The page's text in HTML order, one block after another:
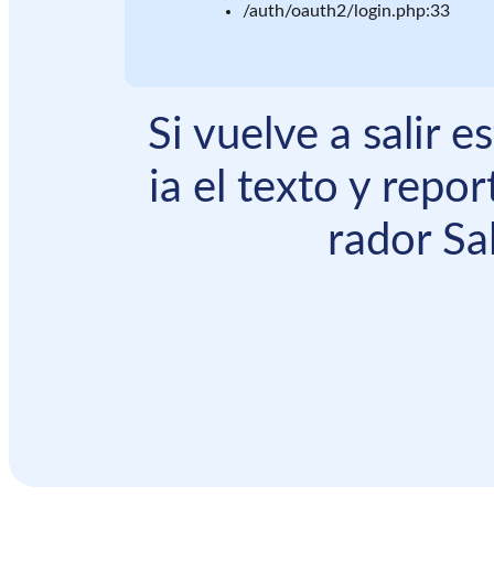
/auth/oauth2/login.php:33
Si vuelve a salir
ia el texto y
rador